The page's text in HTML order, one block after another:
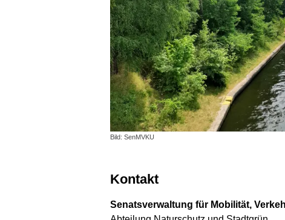
Bild: SenMVKU
Kontakt
Senatsverwaltung für Mobilität,